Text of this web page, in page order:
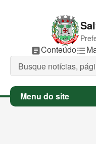
article
P
u
l
a
p
a
r
Conteúdoformat_list_bulleted
P
u
l
a
p
r
Menu do site